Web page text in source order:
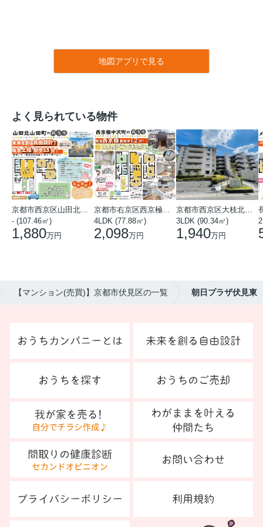
地図アプリで見る
よく見られている物件
京都市西京区山田北山田町
- (107.46㎡)
1,880万円
京都市右京区西京極中沢町
4LDK (77.88㎡)
2,098万円
京都市西京区大枝北沓掛町５丁目
3LDK (90.34㎡)
1,940万円
【マンション(売買)】京都市伏見区の一覧 朝日プラザ伏見東